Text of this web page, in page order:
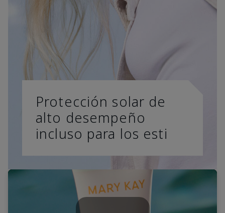
Protección solar de
alto desempeño
incluso para los esti